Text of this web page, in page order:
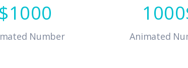
1000
Number
1000
Animated